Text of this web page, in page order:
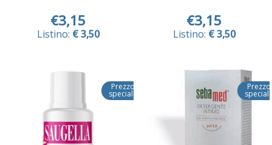
€3,15
Listino: € 3,50
€3,15
Listino: € 3,50
Prezzo
speciale
Prezzo